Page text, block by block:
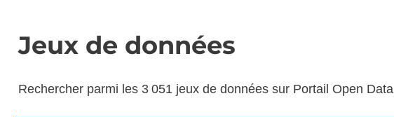
Jeux de données
Rechercher parmi les 3 051 jeux de données sur Portail Open Data